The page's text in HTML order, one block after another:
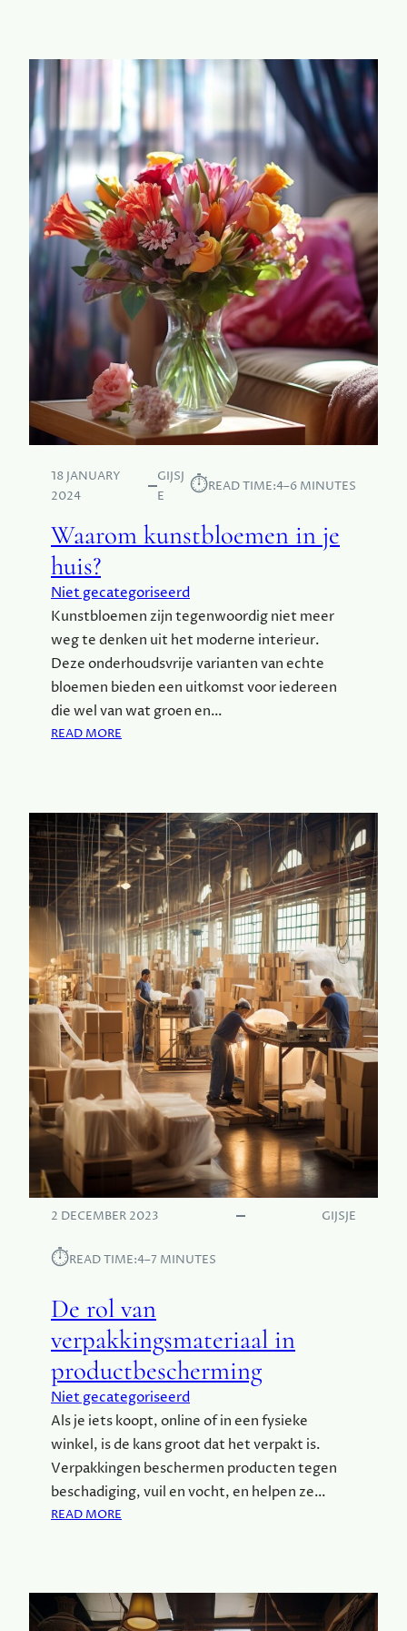
M
E
L
E
K
T
R
I
S
C
H
E
F
I
E
T
S
E
T
V
E
R
O
V
R
E
18 JANUARY
2024
GIJSJ
E
⏱︎READ TIME:4–6 MINUTES
Waarom kunstbloemen in je
huis?
Niet gecategoriseerd
Kunstbloemen zijn tegenwoordig niet meer
weg te denken uit het moderne interieur.
Deze onderhoudsvrije varianten van echte
bloemen bieden een uitkomst voor iedereen
die wel van wat groen en…
READ MORE
R
O
M
K
U
N
S
T
B
L
O
E
M
E
N
I
N
E
U
S
2 DECEMBER 2023 GIJSJE
⏱︎READ TIME:4–7 MINUTES
De rol van
verpakkingsmateriaal in
productbescherming
Niet gecategoriseerd
Als je iets koopt, online of in een fysieke
winkel, is de kans groot dat het verpakt is.
Verpakkingen beschermen producten tegen
beschadiging, vuil en vocht, en helpen ze…
READ MORE
O
L